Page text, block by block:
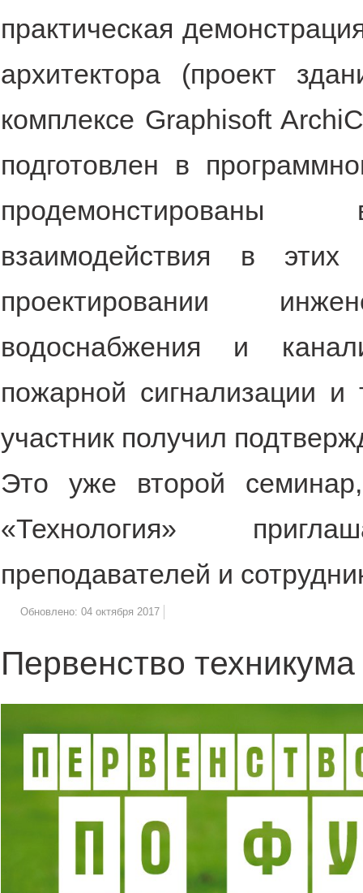
практическая
архитектора (проект
комплексе Graphisoft
подготовлен в
продемонстированы
взаимодействия в
проектировании
водоснабжения и
пожарной сигнализации
участник получил
Это уже второй
«Технология»
преподавателей и
Обновлено: 04 октября 2017
Первенство